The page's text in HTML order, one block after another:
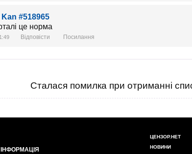
Kan #518965
це норма
Відповісти Посилання
Сталася помилка при отриманні
ЦЕНЗОР.НЕТ
НОВИНИ